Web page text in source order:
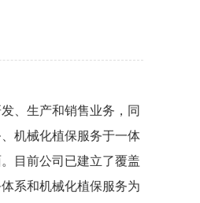
、生产和销售业务，同
机械化植保服务于一体
目前公司已建立了覆盖
系和机械化植保服务为